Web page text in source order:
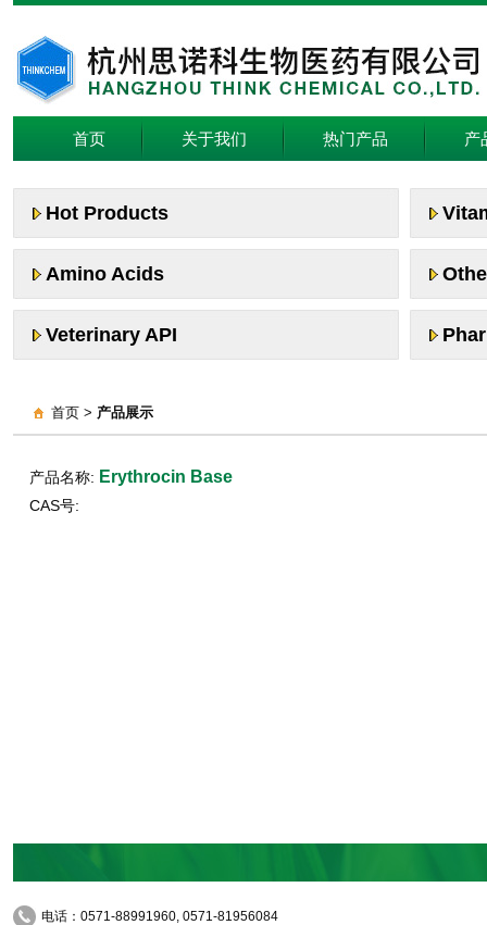
首页 关于我们 热门产品 产
Hot Products
Amino Acids
Veterinary API
首页 > 产品展示
产品名称: Erythrocin Base
CAS号:
电话：0571-88991960, 0571-81956084